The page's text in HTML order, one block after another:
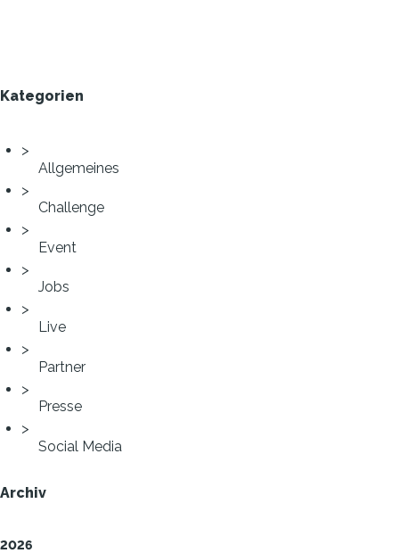
Kategorien
Allgemeines
Challenge
Event
Jobs
Live
Partner
Presse
Social Media
Archiv
2026